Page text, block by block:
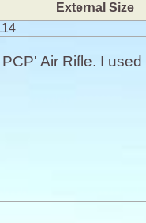
External Size
Air Rifle. I